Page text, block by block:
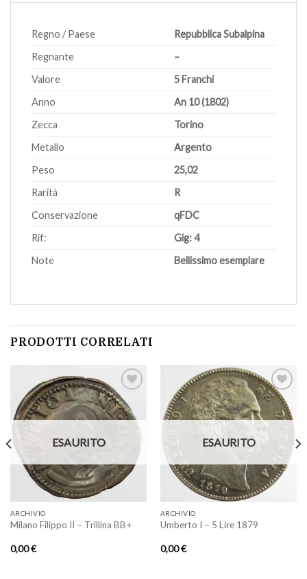
Regno / Paese
Repubblica Subalpina
Regnante
–
Valore
5 Franchi
Anno
An 10 (1802)
Zecca
Torino
Metallo
Argento
Peso
25,02
Rarità
R
Conservazione
qFDC
Rif:
Gig: 4
Note
Bellissimo esemplare
PRODOTTI CORRELATI
ESAURITO
ARCHIVIO
Milano Filippo II – Trillina BB+
0,00€
Aggiungi
a lista
ESAURITO
ARCHIVIO
Umberto I – 5 Lire 1879
0,00€